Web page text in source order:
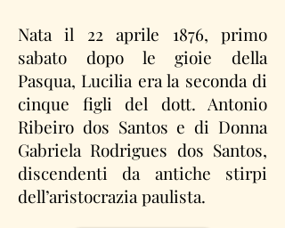
Nata il 22 aprile 1876, primo
sabato dopo le gioie della
Pasqua, Lucilia era la seconda di
cinque figli del dott. Antonio
Ribeiro dos Santos e di Donna
Gabriela Rodrigues dos Santos,
discendenti da antiche stirpi
dell’aristocrazia paulista.